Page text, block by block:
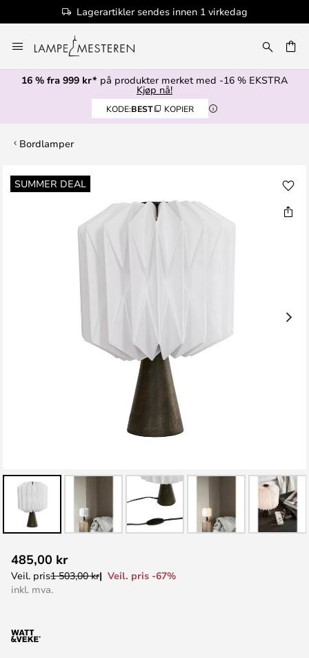
Lagerartikler sendes innen 1 virkedag
til
innhold
16 % fra 999 kr* på produkter merket med -16 % EKSTRA
Kjøp nå!
KODE:BEST KOPIER
Bordlamper
SUMMER DEAL
Gå
til
til
begynnelsen
485,00 kr
Veil. pris1 503,00 kr
Veil. pris -67%
inkl. mva.